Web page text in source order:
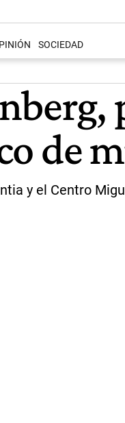
SOCIEDAD
de
y el Centro